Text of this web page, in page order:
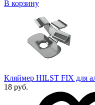
В корзину
Кляймер HILST FIX для
18 руб.